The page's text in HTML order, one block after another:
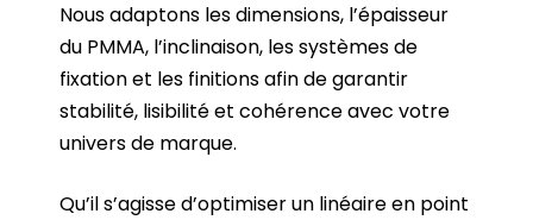
Nous adaptons les dimensions, l’épaisseur
du PMMA, l’inclinaison, les systèmes de
fixation et les finitions afin de garantir
stabilité, lisibilité et cohérence avec votre
univers de marque.
Qu’il s’agisse d’optimiser un linéaire en point